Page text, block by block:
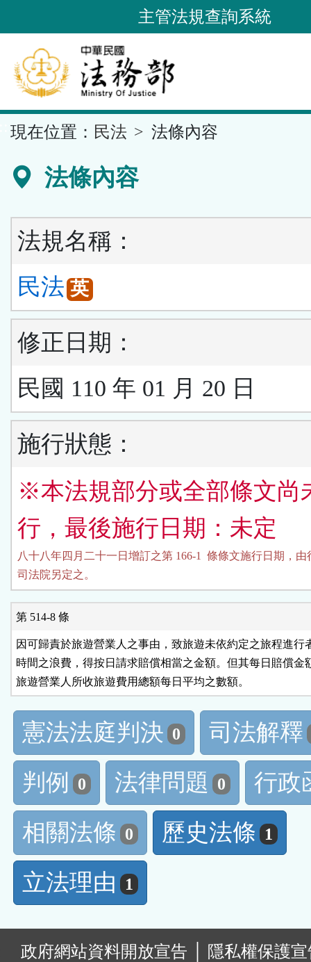
到
要
內
容
區
主管法規查詢系統
現在位置： 民法 法條內容
法條內容
法規名稱：
民法 英
修正日期：
民國 110 年 01 月 20 日
施行狀態：
※本法規部分或全部條文尚
行，最後施行日期：未定
八十八年四月二十一日增訂之第 166-1  條條文施行日期，由
司法院另定之。
第 514-8 條
因可歸責於旅遊營業人之事由，致旅遊未依約定之旅程進行
時間之浪費，得按日請求賠償相當之金額。但其每日賠償金
旅遊營業人所收旅遊費用總額每日平均之數額。
憲法法庭判決 0
司法解釋
判例
0 法律問題 0
行政
相關法條 0 歷史法條 1
立法理由 1
政府網站資料開放宣告
隱私權保護